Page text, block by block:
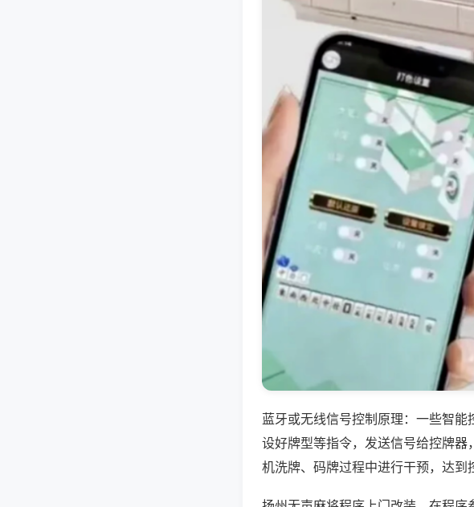
蓝牙或无线信号控制原理：一些智
设好牌型等指令，发送信号给控牌
机洗牌、码牌过程中进行干预，达到